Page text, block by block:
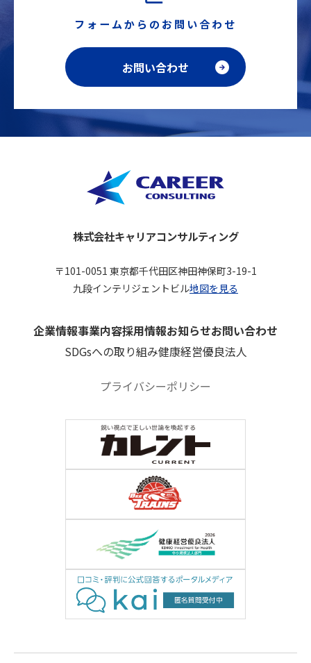
フォームからのお問い合わせ
お問い合わせ
株式会社キャリアコンサルティング
〒101-0051 東京都千代田区神田神保町3-19-1
九段インテリジェントビル地図を見る
企業情報事業内容採用情報お知らせお問い合わせ
SDGsへの取り組み健康経営優良法人
プライバシーポリシー